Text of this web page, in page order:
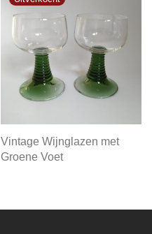
Vintage Wijnglazen met
Groene Voet